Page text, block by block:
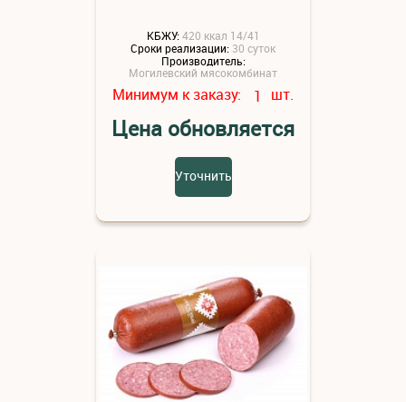
КБЖУ: 420 ккал 14/41
Сроки реализации: 30 суток
Производитель:
Могилевский мясокомбинат
Минимум к заказу: 1 шт.
Цена обновляется
Уточнить